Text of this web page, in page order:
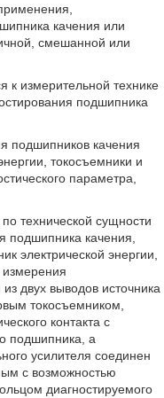
качения или
смешанной или
к измерительной технике
подшипника
подшипников качения
токосъемники и
параметра,
технической сущности
подшипника качения,
электрической энергии,
двух выводов источника
токосъемником,
контакта с
подшипника, а
усилителя соединен
с возможностью
диагностируемого